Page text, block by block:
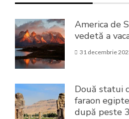
America de
vedetă a
31 decembrie
Două statui
faraon
după peste